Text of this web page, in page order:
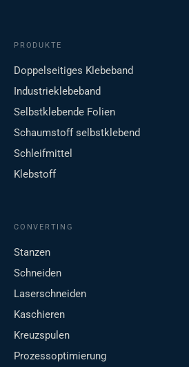
PRODUKTE
Doppelseitiges Klebeband
Industrieklebeband
Selbstklebende Folien
Schaumstoff selbstklebend
Schleifmittel
Klebstoff
CONVERTING
Stanzen
Schneiden
Laserschneiden
Kaschieren
Kreuzspulen
Prozessoptimierung